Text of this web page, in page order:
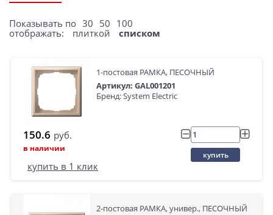
Показывать по 30 50 100
отображать:
плиткой списком
1-постовая РАМКА, ПЕСОЧНЫЙ
Артикул: GAL001201
Бренд: System Electric
150.6 руб.
в наличии
купить
купить в 1 клик
2-постовая РАМКА, универ., ПЕСОЧНЫЙ